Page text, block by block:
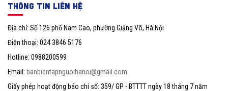
THÔNG TIN LIÊN HỆ
Địa chỉ: Số 126 phố Nam Cao, phường Giảng Võ, Hà Nội
Điện thoại: 024 3846 5176
Hotline: 0988200599
Email: banbientapnguoihanoi@gmail.com
Giấy phép hoạt động báo chí số: 359/ GP - BTTTT ngày 18 tháng 7 năm